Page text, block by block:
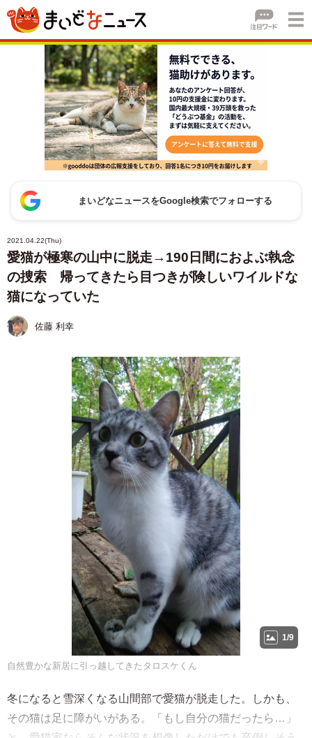
まいどなニュースをGoogle検索でフォローする
2021.04.22(Thu)
愛猫が極寒の山中に脱走→190日間におよぶ執念
の捜索 帰ってきたら目つきが険しいワイルドな
猫になっていた
佐藤 利幸
1/9
自然豊かな新居に引っ越してきたタロスケくん
冬になると雪深くなる山間部で愛猫が脱走した。しかも、
その猫は足に障がいがある。「もし自分の猫だったら…」